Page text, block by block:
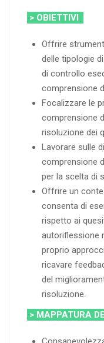
> OBIETTIVI
Offrire
delle tipologie
di controllo
comprensione
Focalizzare le
comprensione
risoluzione dei
Lavorare sulle
comprensione
per la scelta di
Offrire un
consenta di
rispetto ai
autoriflessione
proprio
ricavare
del
risoluzione.
> MAPPATURA